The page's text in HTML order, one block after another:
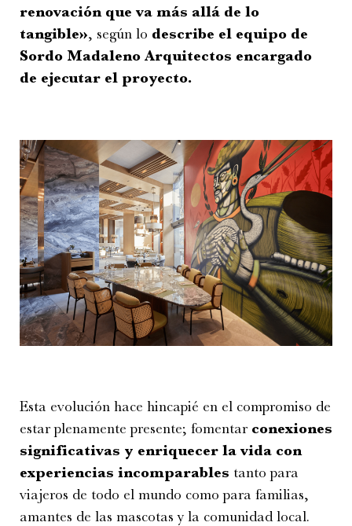
renovación que va más allá de lo
tangible», según lo describe el equipo de
Sordo Madaleno Arquitectos encargado
de ejecutar el proyecto.
Esta evolución hace hincapié en el compromiso de
estar plenamente presente; fomentar conexiones
significativas y enriquecer la vida con
experiencias incomparables tanto para
viajeros de todo el mundo como para familias,
amantes de las mascotas y la comunidad local.